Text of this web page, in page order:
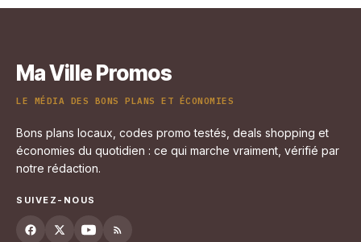
Ma Ville Promos
LE MÉDIA DES BONS PLANS ET ÉCONOMIES
Bons plans locaux, codes promo testés, deals shopping et
économies du quotidien : ce qui marche vraiment, vérifié par
notre rédaction.
SUIVEZ-NOUS